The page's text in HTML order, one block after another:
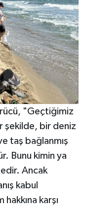
"Geçtiğimiz
şekilde, bir deniz
taş bağlanmış
Bunu kimin ya
Ancak
kabul
karşı